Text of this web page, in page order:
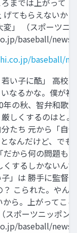
までは上がって
てもらえないか
変」 （スポーツニ
baseball/
baseball/
い子に酷」 高校
なるかな。僕が
の秋、智弁和歌
しくするのはと
たち 元から「自
なんだけど、で
だから何の問題も
するしかないん
」は 勝手に監督
こられた。やん
ら。上がってこ
スポーツニッポン
baseball/